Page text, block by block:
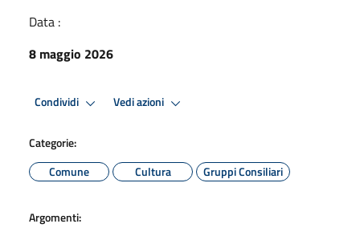
Data :
8 maggio 2026
Condividi Vedi azioni
Categorie:
Comune
Cultura Gruppi Consiliari
Argomenti: